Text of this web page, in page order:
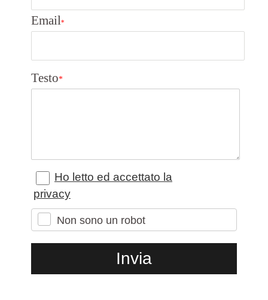
Email*
Testo*
Ho letto ed accettato la
privacy
Non sono un robot